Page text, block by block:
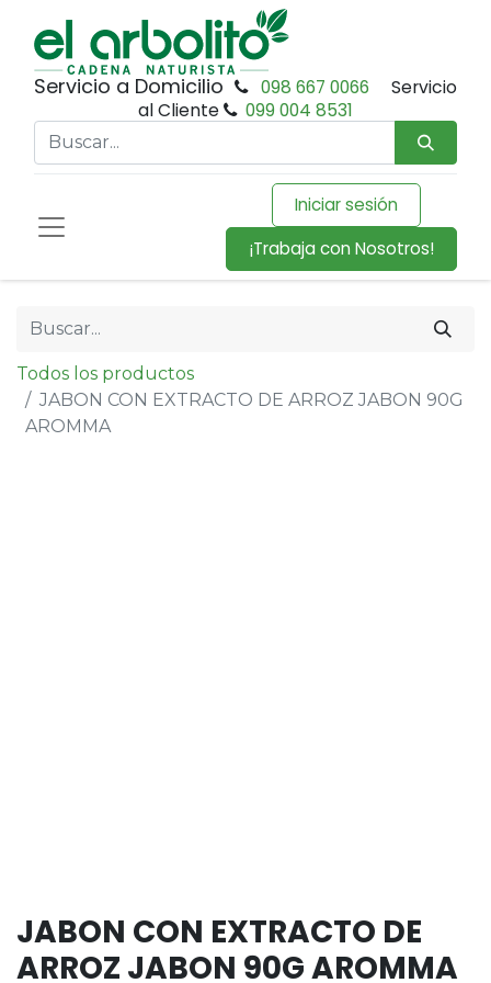
Servicio a Domicilio 098 667 0066
Servicio
al Cliente
099 004 8531
Iniciar sesión
¡Trabaja con Nosotros!
Todos los productos
JABON CON EXTRACTO DE ARROZ JABON 90G
AROMMA
JABON CON EXTRACTO DE
ARROZ JABON 90G AROMMA